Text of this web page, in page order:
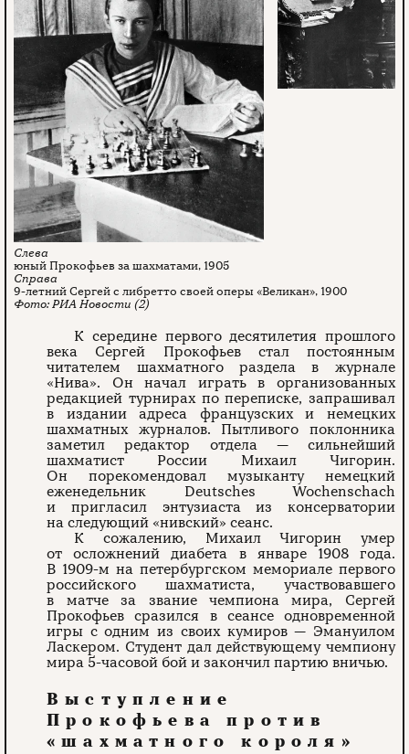
юный Прокофьев за шахматами, 1905
9-летний Сергей с либретто своей оперы «Великан», 1900
РИА Новости (2)
К середине первого десятилетия прошлого
века Сергей Прокофьев стал постоянным
читателем шахматного раздела в журнале
«Нива». Он начал играть в организованных
редакцией турнирах по переписке, запрашивал
в издании адреса французских и немецких
шахматных журналов. Пытливого поклонника
заметил редактор отдела — сильнейший
шахматист России Михаил Чигорин.
Он порекомендовал музыканту немецкий
еженедельник Deutsches Wochenschach
и пригласил энтузиаста из консерватории
на следующий «нивский» сеанс.
К сожалению, Михаил Чигорин умер
от осложнений диабета в январе 1908 года.
В 1909-м на петербургском мемориале первого
российского шахматиста, участвовавшего
в матче за звание чемпиона мира, Сергей
Прокофьев сразился в сеансе одновременной
игры с одним из своих кумиров — Эмануилом
Ласкером. Студент дал действующему чемпиону
мира 5-часовой бой и закончил партию вничью.
Выступление
Прокофьева против
«шахматного короля»